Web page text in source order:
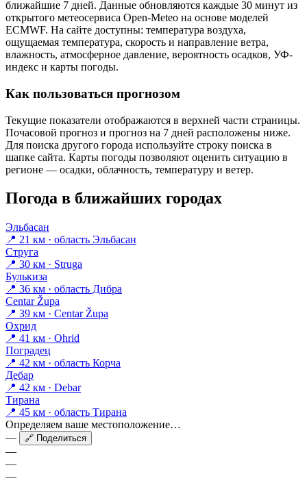
ближайшие 7 дней. Данные обновляются каждые 30 минут из
открытого метеосервиса Open-Meteo на основе моделей
ECMWF. На сайте доступны: температура воздуха,
ощущаемая температура, скорость и направление ветра,
влажность, атмосферное давление, вероятность осадков, УФ-
индекс и карты погоды.
Как пользоваться прогнозом
Текущие показатели отображаются в верхней части страницы.
Почасовой прогноз и прогноз на 7 дней расположены ниже.
Для поиска другого города используйте строку поиска в
шапке сайта. Карты погоды позволяют оценить ситуацию в
регионе — осадки, облачность, температуру и ветер.
Погода в ближайших городах
Эльбасан
📍 21 км · область Эльбасан
Струга
📍 30 км · Struga
Булькиза
📍 36 км · область Дибра
Centar Župa
📍 39 км · Centar Župa
Охрид
📍 41 км · Ohrid
Поградец
📍 42 км · область Корча
Дебар
📍 42 км · Debar
Тирана
📍 45 км · область Тирана
Определяем ваше местоположение…
—
🔗 Поделиться
—
—
—